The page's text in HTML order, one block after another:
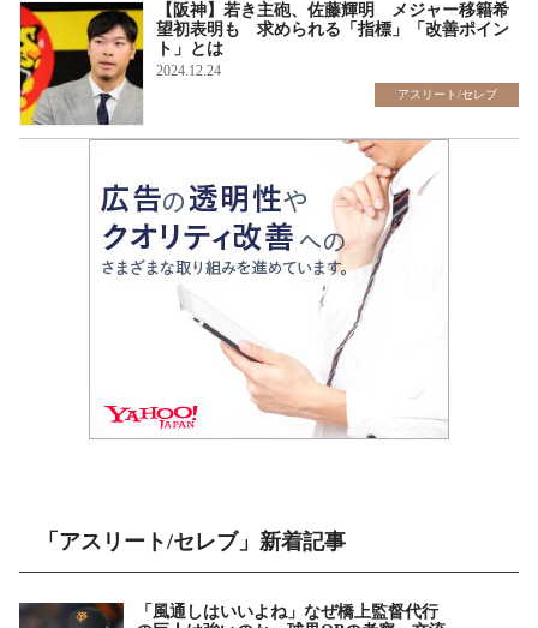
【阪神】若き主砲、佐藤輝明 メジャー移籍希
望初表明も 求められる「指標」「改善ポイン
ト」とは
2024.12.24
アスリート/セレブ
「アスリート/セレブ」新着記事
「風通しはいいよね」なぜ橋上監督代行